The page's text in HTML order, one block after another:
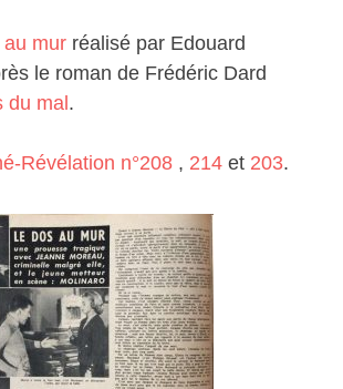
au mur réalisé par Edouard
le roman de Frédéric Dard
du mal .
Révélation n°208 , 214 et 203.